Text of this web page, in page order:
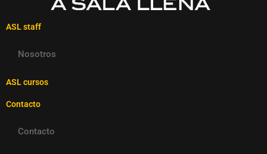
ASL staff
Nosotros
ASL cursos
Contacto
Contacto